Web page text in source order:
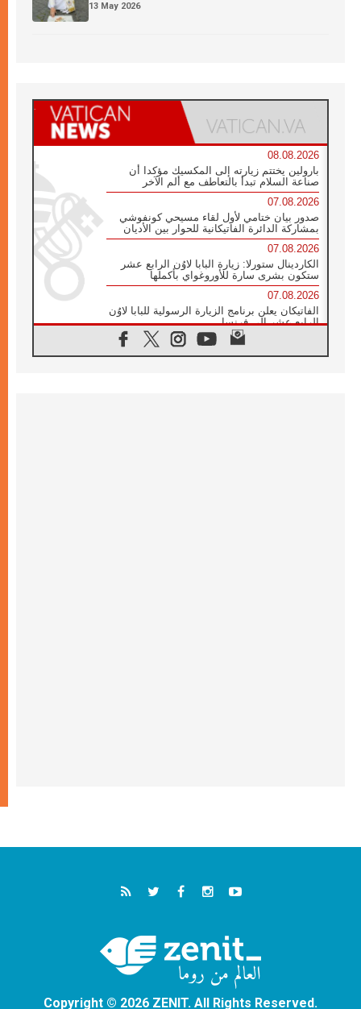
13 May 2026
08.08.2026
بارولين يختتم زيارته إلى المكسيك مؤكدا أن
صناعة السلام تبدأ بالتعاطف مع ألم الآخر
07.08.2026
صدور بيان ختامي لأول لقاء مسيحي كونفوشي
بمشاركة الدائرة الفاتيكانية للحوار بين الأديان
07.08.2026
الكاردينال ستورلا: زيارة البابا لاوُن الرابع عشر
ستكون بشرى سارة للأوروغواي بأكملها
07.08.2026
الفاتيكان يعلن برنامج الزيارة الرسولية للبابا لاوُن
الرابع عشر إلى فرنسا
في الذكرى الـ ٨١ لحادثة هيروشيما الكنيسة في
Copyright © 2026 ZENIT. All Rights Reserved.